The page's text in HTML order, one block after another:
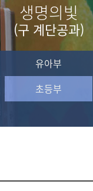
생명의빛
(구 계단공과)
유아부
초등부